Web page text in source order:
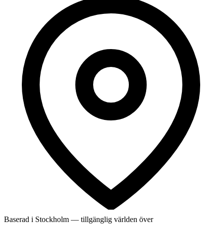
Baserad i Stockholm — tillgänglig världen över